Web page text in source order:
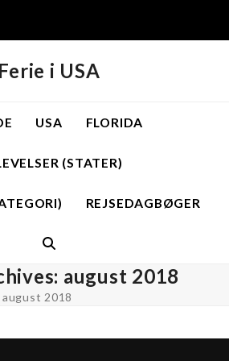
Ferie i USA
USA FLORIDA
(STATER)
REJSEDAGBØGER
august 2018
2018